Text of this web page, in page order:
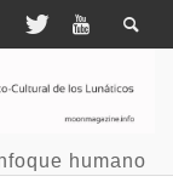
humano